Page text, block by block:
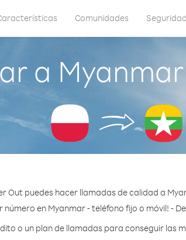
Comunidades Seguridad
a
Out puedes hacer llamadas de calidad a
número en Myanmar - teléfono fijo o móvil! -
o un plan de llamadas para conseguir las